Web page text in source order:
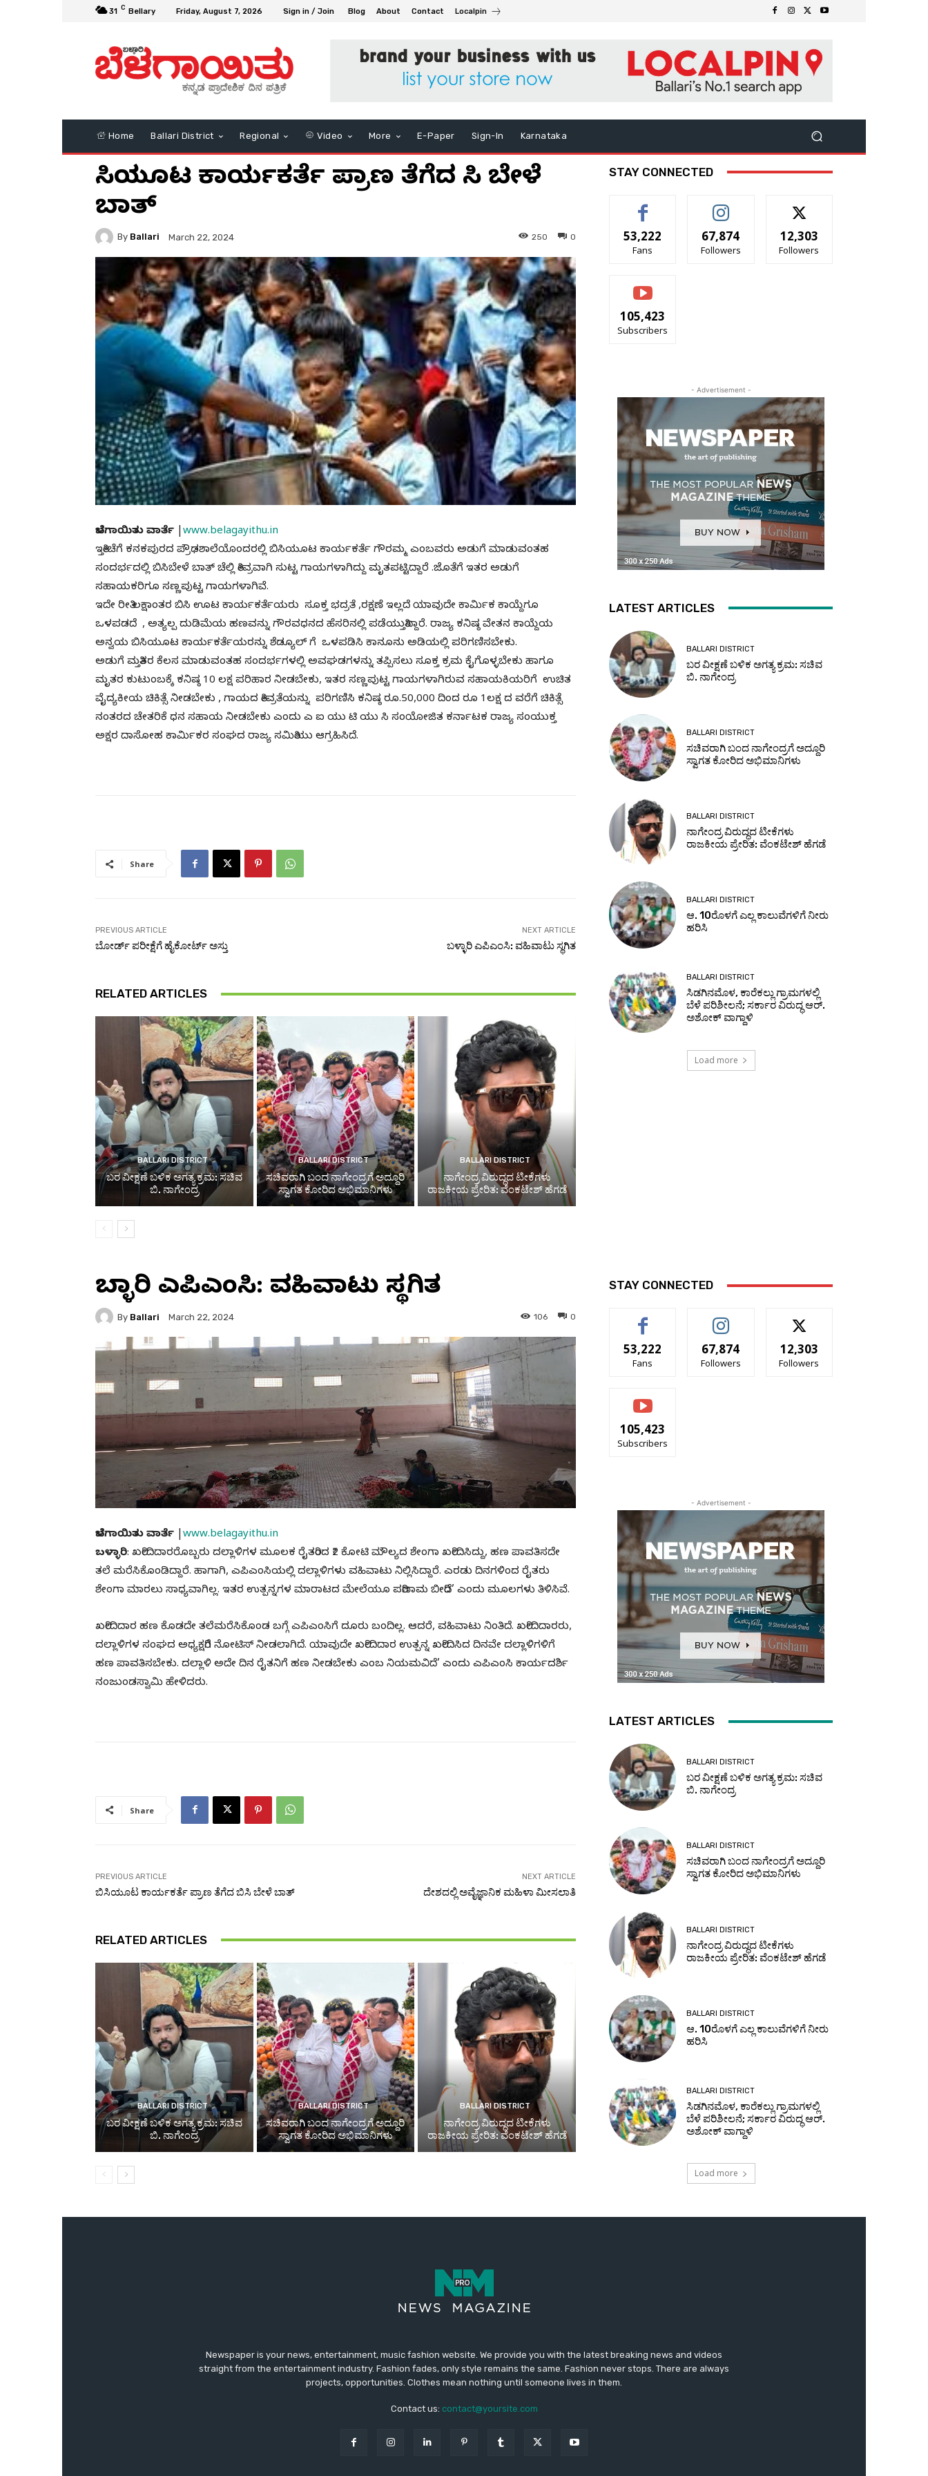
31 C Bellary Friday, August 7, 2026 Sign in / Join Blog About Contact Localpin
Home Ballari District Regional Video More E-Paper Sign-In Karnataka
ಬಿಸಿಯೂಟ ಕಾರ್ಯಕರ್ತೆ ಪ್ರಾಣ ತೆಗೆದ ಬಿಸಿ ಬೇಳೆ
ಬಾತ್‌
By Ballari March 22, 2024 0
250
ಬೆಳಗಾಯಿತು ವಾರ್ತೆ
www.belagayithu.in
ಇತ್ತೀಚೆಗೆ ಕನಕಪುರದ ಪ್ರೌಢಶಾಲೆಯೊಂದರಲ್ಲಿ ಬಿಸಿಯೂಟ ಕಾರ್ಯಕರ್ತೆ ಗೌರಮ್ಮ ಎಂಬವರು ಅಡುಗೆ ಮಾಡುವಂತಹ
ಸಂದರ್ಭದಲ್ಲಿ ಬಿಸಿಬೇಳೆ ಬಾತ್ ಚೆಲ್ಲಿ ತೀವ್ರವಾಗಿ ಸುಟ್ಟ ಗಾಯಗಳಾಗಿದ್ದು ಮೃತಪಟ್ಟಿದ್ದಾರೆ .ಜೊತೆಗೆ ಇತರ ಅಡುಗೆ
ಸಹಾಯಕರಿಗೂ ಸಣ್ಣಪುಟ್ಟ ಗಾಯಗಳಾಗಿವೆ.
ಇದೇ ರೀತಿ ಲಕ್ಷಾಂತರ ಬಿಸಿ ಊಟ ಕಾರ್ಯಕರ್ತೆಯರು ಸೂಕ್ತ ಭದ್ರತೆ ,ರಕ್ಷಣೆ ಇಲ್ಲದೆ ಯಾವುದೇ ಕಾರ್ಮಿಕ ಕಾಯ್ದೆಗೂ
ಒಳಪಡದೆ , ಅತ್ಯಲ್ಪ ದುಡಿಮೆಯ ಹಣವನ್ನು ಗೌರವಧನದ ಹೆಸರಿನಲ್ಲಿ ಪಡೆಯುತ್ತಿದ್ದಾರೆ. ರಾಜ್ಯ ಕನಿಷ್ಠ ವೇತನ ಕಾಯ್ದೆಯ
ಅನ್ವಯ ಬಿಸಿಯೂಟ ಕಾರ್ಯಕರ್ತೆಯರನ್ನು ಶೆಡ್ಯೂಲ್ ಗೆ ಒಳಪಡಿಸಿ ಕಾನೂನು ಅಡಿಯಲ್ಲಿ ಪರಿಗಣಿಸಬೇಕು.
ಅಡುಗೆ ಮತ್ತಿತರ ಕೆಲಸ ಮಾಡುವಂತಹ ಸಂದರ್ಭಗಳಲ್ಲಿ ಅವಘಡಗಳನ್ನು ತಪ್ಪಿಸಲು ಸೂಕ್ತ ಕ್ರಮ ಕೈಗೊಳ್ಳಬೇಕು ಹಾಗೂ
ಮೃತರ ಕುಟುಂಬಕ್ಕೆ ಕನಿಷ್ಠ 10 ಲಕ್ಷ ಪರಿಹಾರ ನೀಡಬೇಕು, ಇತರ ಸಣ್ಣಪುಟ್ಟ ಗಾಯಗಳಾಗಿರುವ ಸಹಾಯಕಿಯರಿಗೆ ಉಚಿತ
ವೈದ್ಯಕೀಯ ಚಿಕಿತ್ಸೆ ನೀಡಬೇಕು , ಗಾಯದ ತೀವ್ರತೆಯನ್ನು ಪರಿಗಣಿಸಿ ಕನಿಷ್ಠ ರೂ.50,000 ದಿಂದ ರೂ 1ಲಕ್ಷ ದ ವರೆಗೆ ಚಿಕಿತ್ಸೆ
ನಂತರದ ಚೇತರಿಕೆ ಧನ ಸಹಾಯ ನೀಡಬೇಕು ಎಂದು ಎ ಐ ಯು ಟಿ ಯು ಸಿ ಸಂಯೋಜಿತ ಕರ್ನಾಟಕ ರಾಜ್ಯ ಸಂಯುಕ್ತ
ಅಕ್ಷರ ದಾಸೋಹ ಕಾರ್ಮಿಕರ ಸಂಘದ ರಾಜ್ಯ ಸಮಿತಿಯು ಆಗ್ರಹಿಸಿದೆ.
Share
PREVIOUS ARTICLE
ಬೋರ್ಡ್ ಪರೀಕ್ಷೆಗೆ ಹೈಕೋರ್ಟ್​​ ಅಸ್ತು
NEXT ARTICLE
ಬಳ್ಳಾರಿ ಎಪಿಎಂಸಿ: ವಹಿವಾಟು ಸ್ಥಗಿತ
RELATED ARTICLES
BALLARI DISTRICT
ಬರ ವೀಕ್ಷಣೆ ಬಳಿಕ ಅಗತ್ಯ ಕ್ರಮ: ಸಚಿವ
ಬಿ. ನಾಗೇಂದ್ರ
BALLARI DISTRICT
ಸಚಿವರಾಗಿ ಬಂದ ನಾಗೇಂದ್ರಗೆ ಅದ್ದೂರಿ
ಸ್ವಾಗತ ಕೋರಿದ ಅಭಿಮಾನಿಗಳು
BALLARI DISTRICT
ನಾಗೇಂದ್ರ ವಿರುದ್ಧದ ಟೀಕೆಗಳು
ರಾಜಕೀಯ ಪ್ರೇರಿತ: ವೆಂಕಟೇಶ್ ಹೆಗಡೆ
STAY CONNECTED
53,222
Fans
67,874
Followers
12,303
Followers
105,423
Subscribers
- Advertisement -
LATEST ARTICLES
BALLARI DISTRICT
ಬರ ವೀಕ್ಷಣೆ ಬಳಿಕ ಅಗತ್ಯ ಕ್ರಮ: ಸಚಿವ
ಬಿ. ನಾಗೇಂದ್ರ
BALLARI DISTRICT
ಸಚಿವರಾಗಿ ಬಂದ ನಾಗೇಂದ್ರಗೆ ಅದ್ದೂರಿ
ಸ್ವಾಗತ ಕೋರಿದ ಅಭಿಮಾನಿಗಳು
BALLARI DISTRICT
ನಾಗೇಂದ್ರ ವಿರುದ್ಧದ ಟೀಕೆಗಳು
ರಾಜಕೀಯ ಪ್ರೇರಿತ: ವೆಂಕಟೇಶ್ ಹೆಗಡೆ
BALLARI DISTRICT
ಆ. 10ರೊಳಗೆ ಎಲ್ಲ ಕಾಲುವೆಗಳಿಗೆ ನೀರು
ಹರಿಸಿ
BALLARI DISTRICT
ಸಿಡಗಿನಮೊಳ, ಕಾರೆಕಲ್ಲು ಗ್ರಾಮಗಳಲ್ಲಿ
ಬೆಳೆ ಪರಿಶೀಲನೆ; ಸರ್ಕಾರ ವಿರುದ್ಧ ಆರ್.
ಅಶೋಕ್ ವಾಗ್ದಾಳಿ
Load more
Newspaper is your news, entertainment, music fashion website. We provide you with the latest breaking news and videos
straight from the entertainment industry. Fashion fades, only style remains the same. Fashion never stops. There are always
projects, opportunities. Clothes mean nothing until someone lives in them.
Contact us: contact@yoursite.com